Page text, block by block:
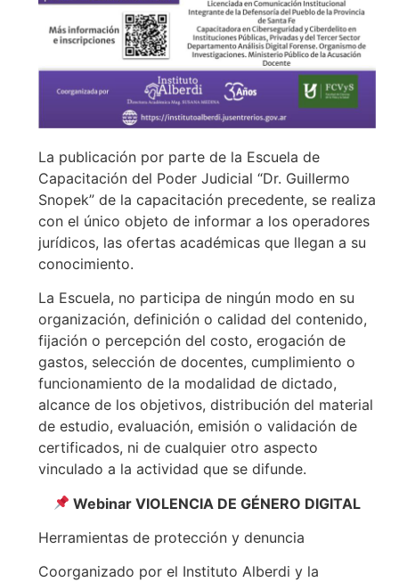
La publicación por parte de la Escuela de
Capacitación del Poder Judicial “Dr. Guillermo
Snopek” de la capacitación precedente, se realiza
con el único objeto de informar a los operadores
jurídicos, las ofertas académicas que llegan a su
conocimiento.
La Escuela, no participa de ningún modo en su
organización, definición o calidad del contenido,
fijación o percepción del costo, erogación de
gastos, selección de docentes, cumplimiento o
funcionamiento de la modalidad de dictado,
alcance de los objetivos, distribución del material
de estudio, evaluación, emisión o validación de
certificados, ni de cualquier otro aspecto
vinculado a la actividad que se difunde.
Webinar VIOLENCIA DE GÉNERO DIGITAL
Herramientas de protección y denuncia
Coorganizado por el Instituto Alberdi y la